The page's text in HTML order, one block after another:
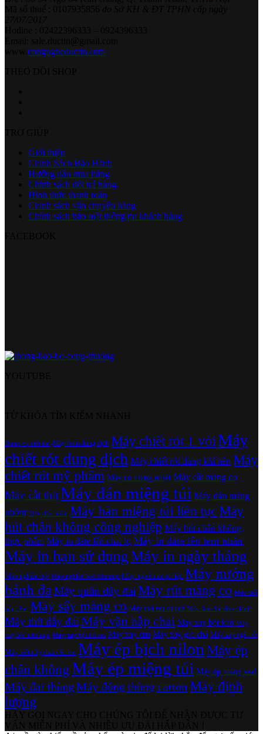
congngheductin.com
Giới thiệu
Chính Sách Bảo Hành
Hướng dẫn mua hàng
Chính sách đổi trả hàng
Hình thức thanh toán
Chính sách vận chuyển hàng
Chính sách bảo mật thông tin khách hàng
Dụng cụ xiết đai Máy bơm dung dịch Máy chiết rót 1 vòiMáy
chiết rót dung dịch Máy chiết rót dùng khí nén Máy
chiết rót mỹ phẩm Máy co màng nhiệt Máy cắt màng co
Máy cắt thịtMáy dán miệng túi Máy dán màng
nhôm Máy dán nhãn Máy hàn miệng túi liên tụcMáy
hút chân không công nghiệp Máy hút chân không
thực phẩm Máy in date lên chai lọ Máy in date lên tem nhãn
Máy in hạn sử dụngMáy in ngày tháng
Máy nghiền bột Máy nghiền bột siêu mịn Máy nghiền dược liệu Máy nướng
bánh đa Máy quấn dây đai Máy rút màng co Máy siết
nắp chai Máy sấy màng co Máy thái rau củ quả Máy thái thịt đông lạnh
Máy thít dây đai Máy vặn nắp chai Máy xay bột khô Máy
xay bột siêu mịn Máy xay bột trẻ em Máy xay cua Máy xay giò chả Máy xay ngũ cốc
Máy xiết nắp chai vắc xin Máy ép bịch nilon Máy ép
chân không Máy ép miệng túi Máy ép màng seal
Máy đai thùng Máy đóng thùng carton Máy định
lượng